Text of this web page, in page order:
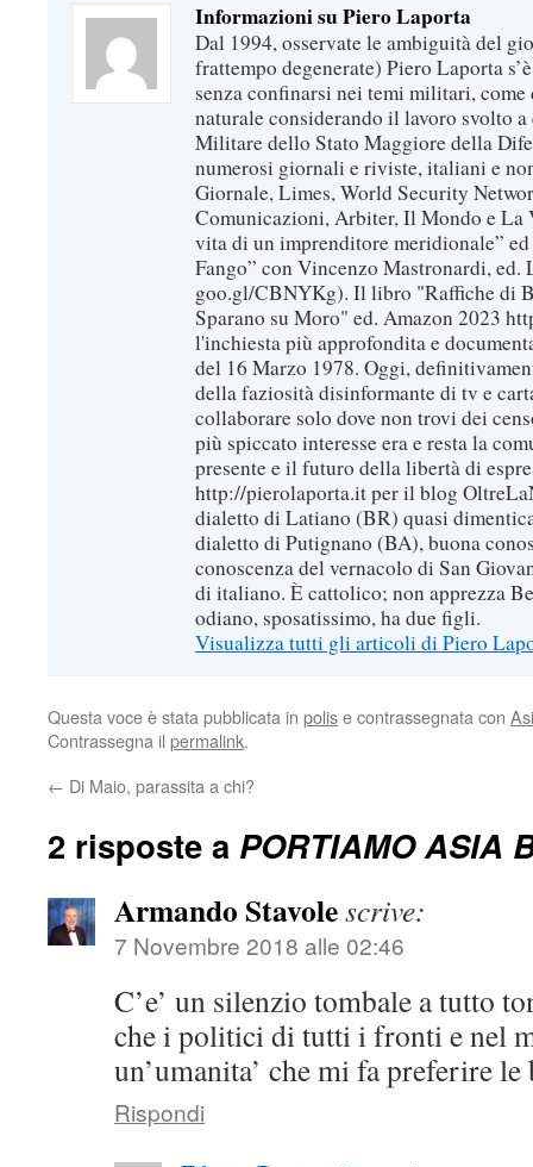
Informazioni su Piero Laporta
Dal 1994, osservate le ambiguità del
frattempo degenerate) Piero Laporta
senza confinarsi nei temi militari, come
naturale considerando il lavoro svolto
Militare dello Stato Maggiore della
numerosi giornali e riviste, italiani e
Giornale, Limes, World Security
Comunicazioni, Arbiter, Il Mondo e La
vita di un imprenditore meridionale”
Fango” con Vincenzo Mastronardi,
goo.gl/CBNYKg). Il libro "Raffiche di
Sparano su Moro" ed. Amazon 2023
l'inchiesta più approfondita e
del 16 Marzo 1978. Oggi,
della faziosità disinformante di tv e
collaborare solo dove non trovi dei
più spiccato interesse era e resta la
presente e il futuro della libertà di
http://pierolaporta.it per il blog
dialetto di Latiano (BR) quasi
dialetto di Putignano (BA), buona
conoscenza del vernacolo di San
di italiano. È cattolico; non apprezza
odiano, sposatissimo, ha due figli.
Visualizza tutti gli articoli di Piero
Questa voce è stata pubblicata in polise contrassegnata con
Contrassegna il permalink.
← Di Maio, parassita a chi?
2 risposte a PORTIAMO ASIA
Armando Stavolescrive:
7 Novembre 2018 alle 02:46
C’e’ un silenzio tombale a tutto
che i politici di tutti i fronti e nel
un’umanita’ che mi fa preferire
Rispondi